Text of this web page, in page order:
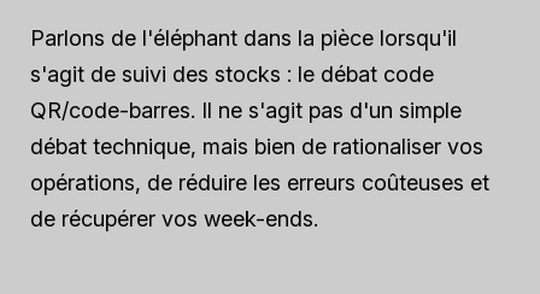
Parlons de l'éléphant dans la pièce lorsqu'il
s'agit de suivi des stocks : le débat code
QR/code-barres. Il ne s'agit pas d'un simple
débat technique, mais bien de rationaliser vos
opérations, de réduire les erreurs coûteuses et
de récupérer vos week-ends.